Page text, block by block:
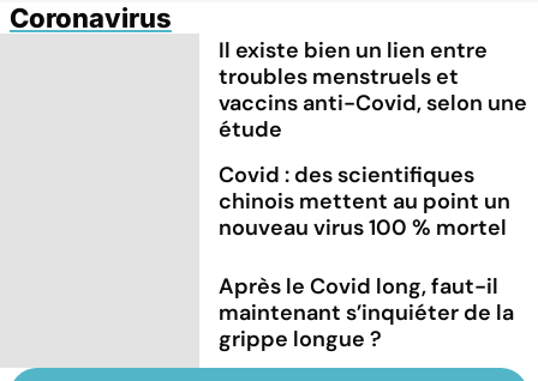
Coronavirus
Il existe bien un lien entre
troubles menstruels et
vaccins anti-Covid, selon une
étude
Covid : des scientifiques
chinois mettent au point un
nouveau virus 100 % mortel
Après le Covid long, faut-il
maintenant s’inquiéter de la
grippe longue ?